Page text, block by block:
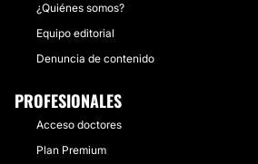
¿Quiénes somos?
Equipo editorial
Denuncia de contenido
PROFESIONALES
Acceso doctores
Plan Premium